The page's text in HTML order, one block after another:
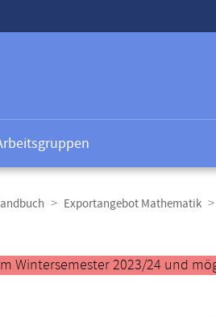
Exportangebot Mathematik
Wintersemester 2023/24 und